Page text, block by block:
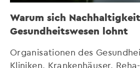
Warum sich
Gesundheitswesen lohnt
Organisationen des
Kliniken, Krankenhäuser,